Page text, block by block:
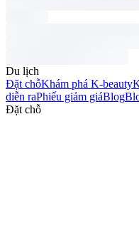
Du lịch
Đặt chỗKhám phá K-beauty
diễn raPhiếu giảm giáBlog
Đặt chỗ